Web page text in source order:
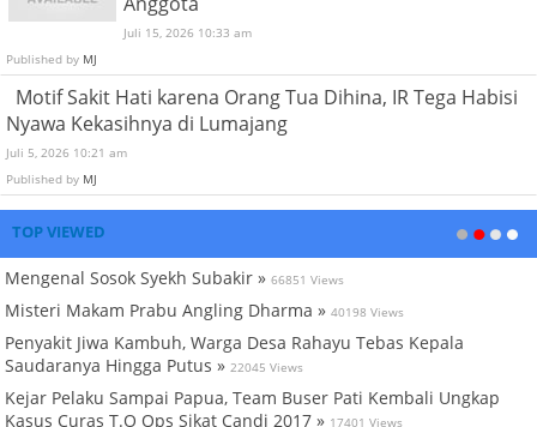
Juli 15, 2026 10:33 am
Published by MJ
Motif Sakit Hati karena Orang Tua Dihina, IR Tega Habisi
Nyawa Kekasihnya di Lumajang
Juli 5, 2026 10:21 am
Published by MJ
TOP VIEWED
Mengenal Sosok Syekh Subakir » 66851 Views
Misteri Makam Prabu Angling Dharma » 40198 Views
Penyakit Jiwa Kambuh, Warga Desa Rahayu Tebas Kepala
Saudaranya Hingga Putus » 22045 Views
Kejar Pelaku Sampai Papua, Team Buser Pati Kembali Ungkap
Kasus Curas T.O Ops Sikat Candi 2017 » 17401 Views